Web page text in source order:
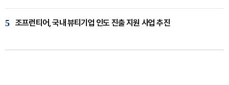
5 조프런티어, 국내 뷰티기업 인도 진출 지원 사업 추진